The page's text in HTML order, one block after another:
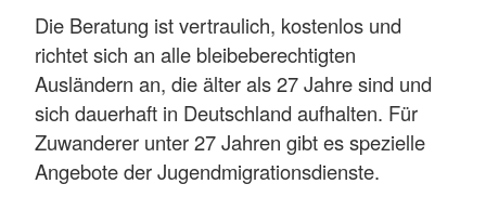
Die Beratung ist vertraulich, kostenlos und
richtet sich an alle bleibeberechtigten
Ausländern an, die älter als 27 Jahre sind und
sich dauerhaft in Deutschland aufhalten. Für
Zuwanderer unter 27 Jahren gibt es spezielle
Angebote der Jugendmigrationsdienste.